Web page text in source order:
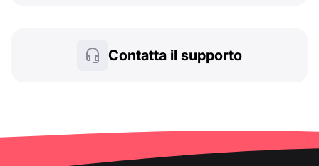
Contatta il supporto